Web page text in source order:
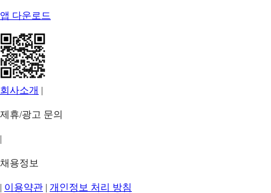
앱 다운로드
회사소개 |
제휴/광고 문의
|
채용정보
| 이용약관 | 개인정보 처리 방침